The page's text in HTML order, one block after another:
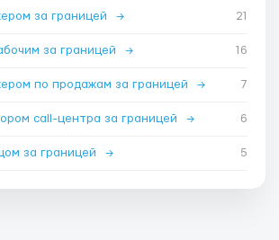
за границей → 21
за границей → 16
по продажам за границей → 7
call-центра за границей → 6
за границей → 5